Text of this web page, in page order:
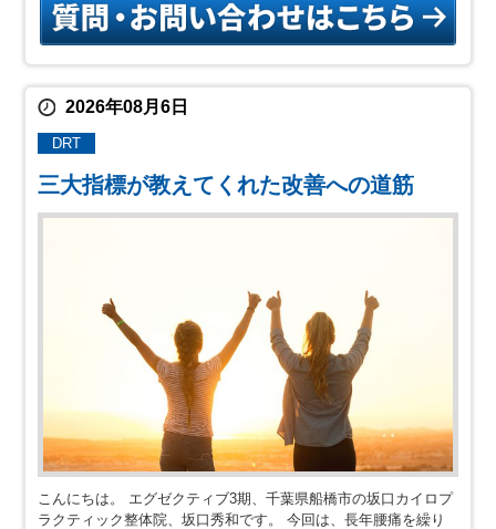
2026年08月6日
DRT
三大指標が教えてくれた改善への道筋
こんにちは。 エグゼクティブ3期、千葉県船橋市の坂口カイロプ
ラクティック整体院、坂口秀和です。 今回は、長年腰痛を繰り